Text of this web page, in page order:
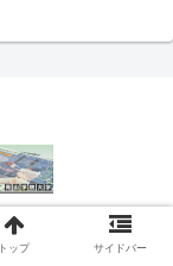
トップ サイドバー